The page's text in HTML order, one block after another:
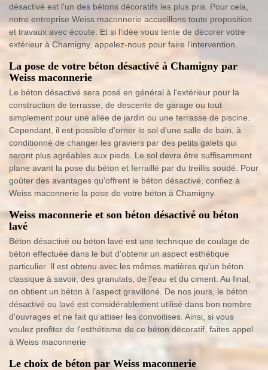
désactivé est l'un des bétons décoratifs les plus pris. Pour cela,
notre entreprise Weiss maconnerie accueillons toute proposition
et travaux avec écoute. Et si l'idée vous tente de décorer votre
extérieur à Chamigny, appelez-nous pour faire l'intervention.
La pose de votre béton désactivé à Chamigny par
Weiss maconnerie
Le béton désactivé sera posé en général à l'extérieur pour la
construction de terrasse, de descente de garage ou tout
simplement pour une allée de jardin ou une terrasse de piscine.
Cependant, il est possible d'orner le sol d'une salle de bain, à
conditionné de changer les graviers par des petits galets qui
seront plus agréables aux pieds. Le sol devra être suffisamment
plane avant la pose du béton et ferraillé par du treillis soudé. Pour
goûter des avantages qu'offrent le béton désactivé, confiez à
Weiss maconnerie la pose de votre béton à Chamigny.
Weiss maconnerie et son béton désactivé ou béton
lavé
Béton désactivé ou béton lavé est une technique de coulage de
béton effectuée dans le but d'obtenir un aspect esthétique
particulier. Il est obtenu avec les mêmes matières qu'un béton
classique à savoir, des granulats, de l'eau et du ciment. Au final,
on obtient un béton à l'aspect gravilloné. De nos jours, le béton
désactivé ou lavé est considérablement utilisé dans bon nombre
d'ouvrages et ne fait qu'attiser les convoitises. Ainsi, si vous
voulez profiter de l'esthétisme de ce béton décoratif, faites appel
à Weiss maconnerie
Le choix de béton par Weiss maconnerie